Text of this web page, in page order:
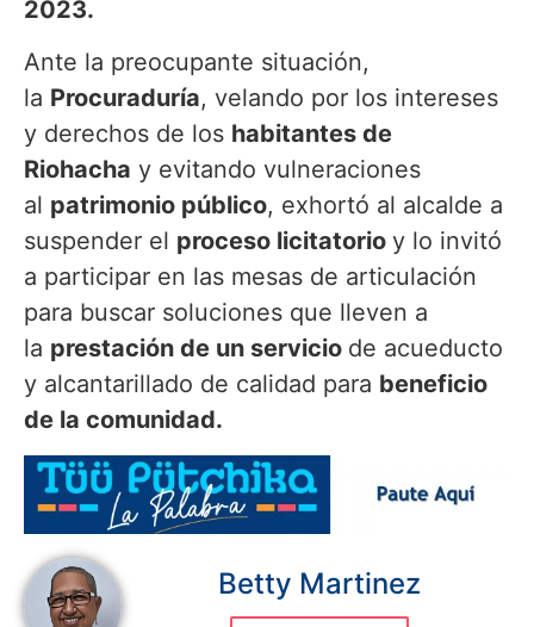
2023.
Ante la preocupante situación,
la Procuraduría, velando por los intereses
y derechos de los habitantes de
Riohacha y evitando vulneraciones
al patrimonio público, exhortó al alcalde a
suspender el proceso licitatorio y lo invitó
a participar en las mesas de articulación
para buscar soluciones que lleven a
la prestación de un servicio de acueducto
y alcantarillado de calidad para beneficio
de la comunidad.
Betty Martinez